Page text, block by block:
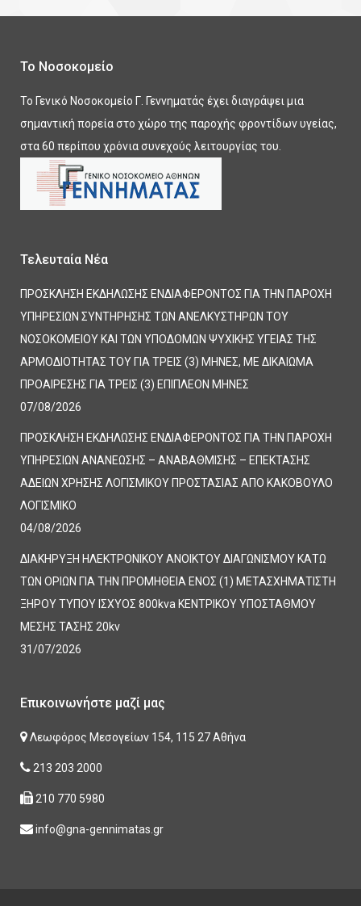
Το Νοσοκομείο
Το Γενικό Νοσοκομείο Γ. Γεννηματάς έχει διαγράψει μια
σημαντική πορεία στο χώρο της παροχής φροντίδων υγείας,
στα 60 περίπου χρόνια συνεχούς λειτουργίας του.
Τελευταία Νέα
ΠΡΟΣΚΛΗΣΗ ΕΚΔΗΛΩΣΗΣ ΕΝΔΙΑΦΕΡΟΝΤΟΣ ΓΙΑ ΤΗΝ ΠΑΡΟΧΗ
ΥΠΗΡΕΣΙΩΝ ΣΥΝΤΗΡΗΣΗΣ ΤΩΝ ΑΝΕΛΚΥΣΤΗΡΩΝ ΤΟΥ
ΝΟΣΟΚΟΜΕΙΟΥ ΚΑΙ ΤΩΝ ΥΠΟΔΟΜΩΝ ΨΥΧΙΚΗΣ ΥΓΕΙΑΣ ΤΗΣ
ΑΡΜΟΔΙΟΤΗΤΑΣ ΤΟΥ ΓΙΑ ΤΡΕΙΣ (3) ΜΗΝΕΣ, ΜΕ ΔΙΚΑΙΩΜΑ
ΠΡΟΑΙΡΕΣΗΣ ΓΙΑ ΤΡΕΙΣ (3) ΕΠΙΠΛΕΟΝ ΜΗΝΕΣ
07/08/2026
ΠΡΟΣΚΛΗΣΗ ΕΚΔΗΛΩΣΗΣ ΕΝΔΙΑΦΕΡΟΝΤΟΣ ΓΙΑ ΤΗΝ ΠΑΡΟΧΗ
ΥΠΗΡΕΣΙΩΝ ΑΝΑΝΕΩΣΗΣ – ΑΝΑΒΑΘΜΙΣΗΣ – ΕΠΕΚΤΑΣΗΣ
ΑΔΕΙΩΝ ΧΡΗΣΗΣ ΛΟΓΙΣΜΙΚΟΥ ΠΡΟΣΤΑΣΙΑΣ ΑΠΟ ΚΑΚΟΒΟΥΛΟ
ΛΟΓΙΣΜΙΚΟ
04/08/2026
ΔΙΑΚΗΡΥΞΗ ΗΛΕΚΤΡΟΝΙΚΟΥ ΑΝΟΙΚΤΟΥ ΔΙΑΓΩΝΙΣΜΟΥ ΚΑΤΩ
ΤΩΝ ΟΡΙΩΝ ΓΙΑ ΤΗΝ ΠΡΟΜΗΘΕΙΑ ΕΝΟΣ (1) ΜΕΤΑΣΧΗΜΑΤΙΣΤΗ
ΞΗΡΟΥ ΤΥΠΟΥ ΙΣΧΥΟΣ 800kva ΚΕΝΤΡΙΚΟΥ ΥΠΟΣΤΑΘΜΟΥ
ΜΕΣΗΣ ΤΑΣΗΣ 20kv
31/07/2026
Επικοινωνήστε μαζί μας
Λεωφόρος Μεσογείων 154, 115 27 Αθήνα
213 203 2000
210 770 5980
info@gna-gennimatas.gr